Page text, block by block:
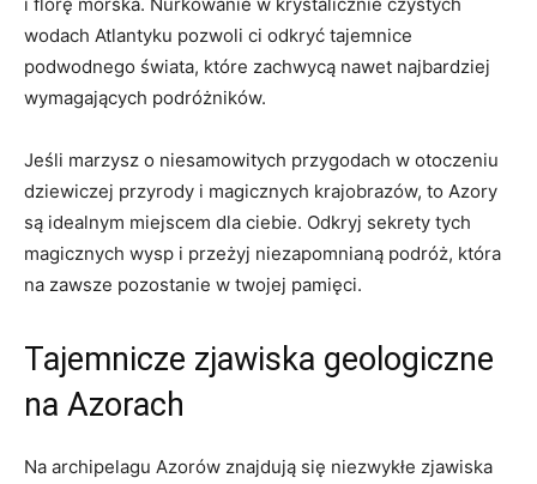
wodach Atlantyku pozwoli ci odkryć tajemnice
podwodnego świata, które zachwycą nawet najbardziej
wymagających podróżników.
Jeśli marzysz o niesamowitych przygodach w otoczeniu
dziewiczej przyrody i magicznych krajobrazów, to Azory
są idealnym miejscem dla ciebie. Odkryj sekrety tych
magicznych wysp i przeżyj niezapomnianą podróż, która
na zawsze pozostanie w twojej pamięci.
Tajemnicze zjawiska geologiczne
na Azorach
Na archipelagu Azorów znajdują się niezwykłe zjawiska